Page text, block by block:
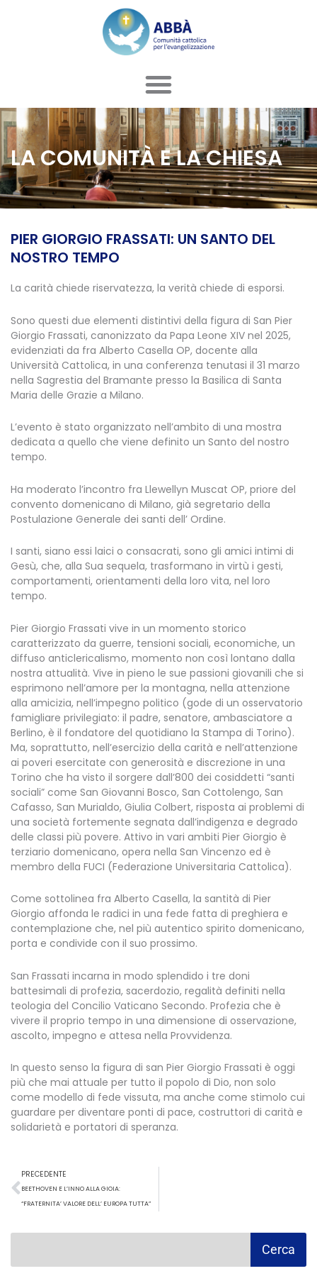
LA COMUNITÀ E LA CHIESA
PIER GIORGIO FRASSATI: UN SANTO DEL
NOSTRO TEMPO
La carità chiede riservatezza, la verità chiede di esporsi.
Sono questi due elementi distintivi della figura di San Pier
Giorgio Frassati, canonizzato da Papa Leone XIV nel 2025,
evidenziati da fra Alberto Casella OP, docente alla
Università Cattolica, in una conferenza tenutasi il 31 marzo
nella Sagrestia del Bramante presso la Basilica di Santa
Maria delle Grazie a Milano.
L’evento è stato organizzato nell’ambito di una mostra
dedicata a quello che viene definito un Santo del nostro
tempo.
Ha moderato l’incontro fra Llewellyn Muscat OP, priore del
convento domenicano di Milano, già segretario della
Postulazione Generale dei santi dell’ Ordine.
I santi, siano essi laici o consacrati, sono gli amici intimi di
Gesù, che, alla Sua sequela, trasformano in virtù i gesti,
comportamenti, orientamenti della loro vita, nel loro
tempo.
Pier Giorgio Frassati vive in un momento storico
caratterizzato da guerre, tensioni sociali, economiche, un
diffuso anticlericalismo, momento non così lontano dalla
nostra attualità. Vive in pieno le sue passioni giovanili che si
esprimono nell’amore per la montagna, nella attenzione
alla amicizia, nell’impegno politico (gode di un osservatorio
famigliare privilegiato: il padre, senatore, ambasciatore a
Berlino, è il fondatore del quotidiano la Stampa di Torino).
Ma, soprattutto, nell’esercizio della carità e nell’attenzione
ai poveri esercitate con generosità e discrezione in una
Torino che ha visto il sorgere dall’800 dei cosiddetti “santi
sociali” come San Giovanni Bosco, San Cottolengo, San
Cafasso, San Murialdo, Giulia Colbert, risposta ai problemi di
una società fortemente segnata dall’indigenza e degrado
delle classi più povere. Attivo in vari ambiti Pier Giorgio è
terziario domenicano, opera nella San Vincenzo ed è
membro della FUCI (Federazione Universitaria Cattolica).
Come sottolinea fra Alberto Casella, la santità di Pier
Giorgio affonda le radici in una fede fatta di preghiera e
contemplazione che, nel più autentico spirito domenicano,
porta e condivide con il suo prossimo.
San Frassati incarna in modo splendido i tre doni
battesimali di profezia, sacerdozio, regalità definiti nella
teologia del Concilio Vaticano Secondo. Profezia che è
vivere il proprio tempo in una dimensione di osservazione,
ascolto, impegno e attesa nella Provvidenza.
In questo senso la figura di san Pier Giorgio Frassati è oggi
più che mai attuale per tutto il popolo di Dio, non solo
come modello di fede vissuta, ma anche come stimolo cui
guardare per diventare ponti di pace, costruttori di carità e
solidarietà e portatori di speranza.
Precedente
PRECEDENTE
BEETHOVEN E L’INNO ALLA GIOIA:
“FRATERNITA’ VALORE DELL’ EUROPA TUTTA”
Cerca